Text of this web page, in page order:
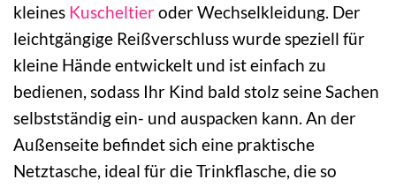
kleines Kuscheltieroder Wechselkleidung. Der
leichtgängige Reißverschluss wurde speziell für
kleine Hände entwickelt und ist einfach zu
bedienen, sodass Ihr Kind bald stolz seine Sachen
selbstständig ein- und auspacken kann. An der
Außenseite befindet sich eine praktische
Netztasche, ideal für die Trinkflasche, die so